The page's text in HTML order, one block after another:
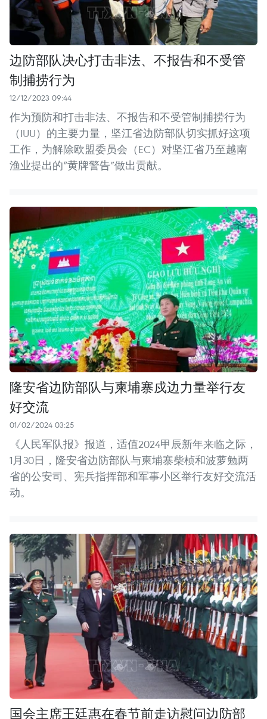
边防部队决心打击非法、不报告和不受管
制捕捞行为
12/12/2023 09:44
作为预防和打击非法、不报告和不受管制捕捞行为
（IUU）的主要力量，坚江省边防部队切实抓好这项
工作，为解除欧盟委员会（EC）对坚江省乃至越南
渔业提出的“黄牌警告”做出贡献。
隆安省边防部队与柬埔寨戍边力量举行友
好交流
01/02/2024 03:25
《人民军队报》报道，适值2024甲辰新年来临之际，
1月30日，隆安省边防部队与柬埔寨柴桢和波萝勉两
省的公安司、宪兵指挥部和军事小区举行友好交流活
动。
国会主席王廷惠在春节前走访慰问边防部